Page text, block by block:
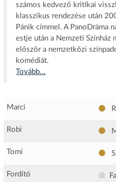
számos kedvező kritikai
klasszikus rendezése után
Pánik címmel. A PanoDráma
estje után a Nemzeti Színház
először a nemzetközi
komédiát.
Tovább...
Marci
Robi
Tomi
Fordító